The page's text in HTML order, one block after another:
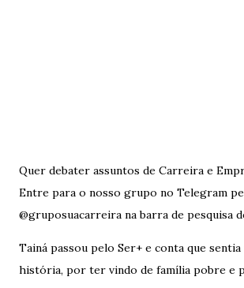
Quer debater assuntos de Carreira e
Entre para o nosso grupo no Telegram
@gruposuacarreira na barra de pesquisa
Tainá passou pelo Ser+ e conta que
história, por ter vindo de família pobre e